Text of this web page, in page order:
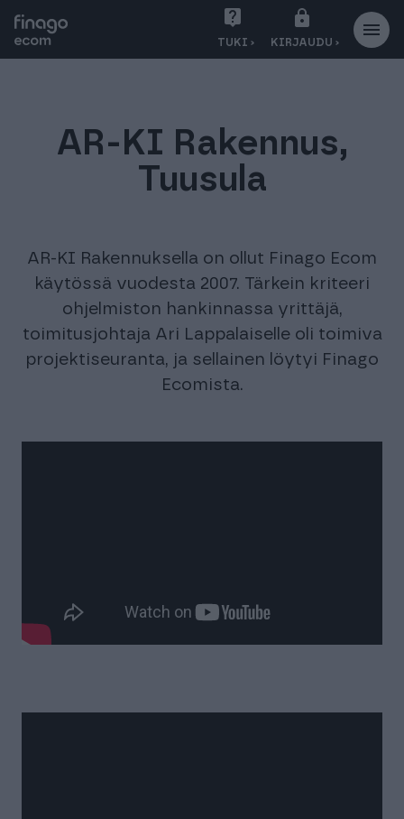
i
y
s
l
ö
n
TUKI › KIRJAUDU ›
AR-KI Rakennus,
Tuusula
AR-KI Rakennuksella on ollut Finago Ecom
käytössä vuodesta 2007. Tärkein kriteeri
ohjelmiston hankinnassa yrittäjä,
toimitusjohtaja Ari Lappalaiselle oli toimiva
projektiseuranta, ja sellainen löytyi Finago
Ecomista.